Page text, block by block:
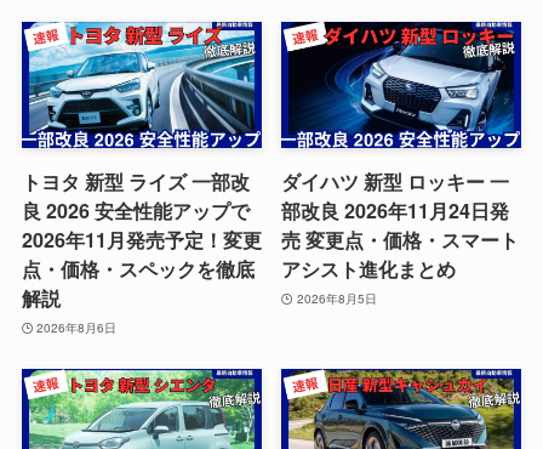
トヨタ 新型 ライズ 一部改
良 2026 安全性能アップで
2026年11月発売予定！変更
点・価格・スペックを徹底
解説
2026年8月6日
ダイハツ 新型 ロッキー 一
部改良 2026年11月24日発
売 変更点・価格・スマート
アシスト進化まとめ
2026年8月5日